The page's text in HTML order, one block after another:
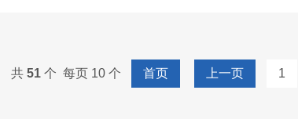
共51 个 每页 10 个 首页 上一页 1